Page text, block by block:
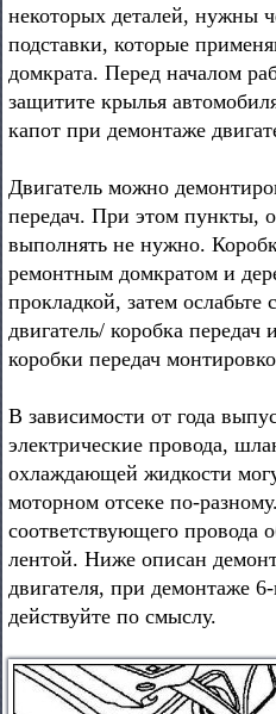
некоторых деталей, нужны
подставки, которые
домкрата. Перед началом
защитите крылья
капот при демонтаже
Двигатель можно
передач. При этом пункты,
выполнять не нужно.
ремонтным домкратом и
прокладкой, затем
двигатель/ коробка передач
коробки передач
В зависимости от года
электрические провода,
охлаждающей жидкости
моторном отсеке по-
соответствующего провода
лентой. Ниже описан
двигателя, при демонтаже
действуйте по смыслу.